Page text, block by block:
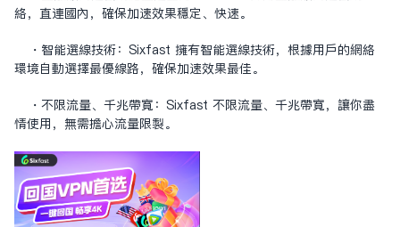
絡，直連國內，確保加速效果穩定、快速。
・智能選線技術：Sixfast 擁有智能選線技術，根據用戶的網絡
環境自動選擇最優線路，確保加速效果最佳。
・不限流量、千兆帶寬：Sixfast 不限流量、千兆帶寬，讓你盡
情使用，無需擔心流量限制。